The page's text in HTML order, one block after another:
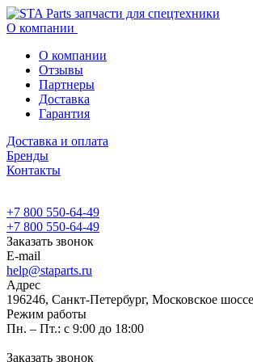
О компании
О компании
Отзывы
Партнеры
Доставка
Гарантия
Доставка и оплата
Бренды
Контакты
+7 800 550-64-49
+7 800 550-64-49
Заказать звонок
E-mail
help@staparts.ru
Адрес
196246, Санкт-Петербург, Московское
Режим работы
Пн. – Пт.: с 9:00 до 18:00
Заказать звонок